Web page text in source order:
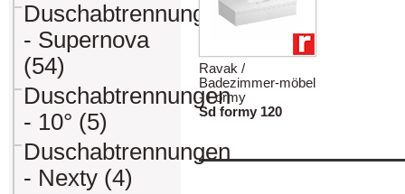
Duschabtrennungen
- Supernova
(54)
Duschabtrennungen
- 10° (5)
Duschabtrennungen
- Nexty (4)
Ravak /
Badezimmer-möbel
- Formy
Sd formy 120